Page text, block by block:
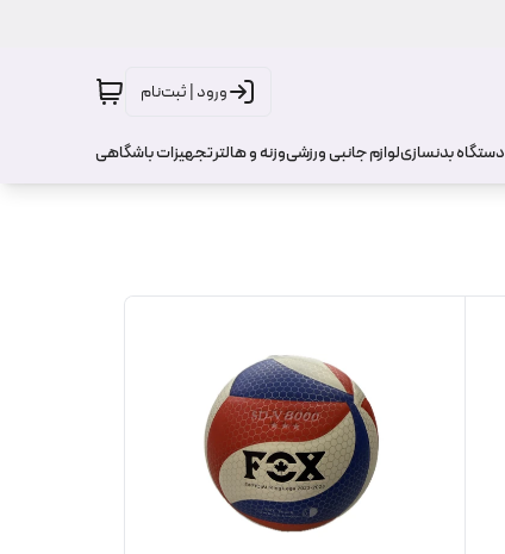
ورود | ثبت‌نام
دستگاه بدنسازیلوازم جانبی ورزشیوزنه و هالترتجهیزات باشگاهی